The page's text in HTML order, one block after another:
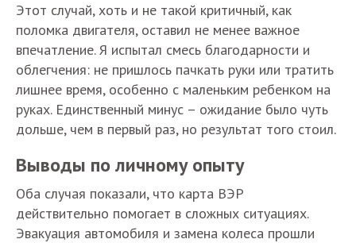
Этот случай, хоть и не такой критичный, как
поломка двигателя, оставил не менее важное
впечатление. Я испытал смесь благодарности и
облегчения: не пришлось пачкать руки или тратить
лишнее время, особенно с маленьким ребенком на
руках. Единственный минус – ожидание было чуть
дольше, чем в первый раз, но результат того стоил.
Выводы по личному опыту
Оба случая показали, что карта ВЭР
действительно помогает в сложных ситуациях.
Эвакуация автомобиля и замена колеса прошли